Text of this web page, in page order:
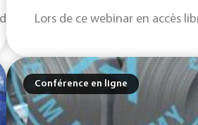
compétitivité autour des
Lors de ce webinar en accès
Conférence en ligne